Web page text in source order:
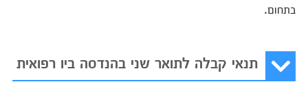
בתחום.
תנאי קבלה לתואר שני בהנדסה ביו רפואית